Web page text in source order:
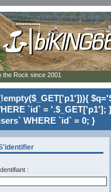
`id` = '.$_GET['p1'];
WHERE `id` = 0; }
:
the Rock since 2001